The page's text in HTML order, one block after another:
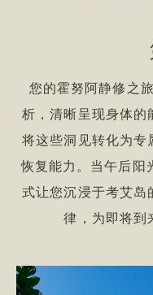
您的霍努阿静修之
析，清晰呈现身体的
将这些洞见转化为专
恢复能力。当午后阳
式让您沉浸于考艾岛
律，为即将到